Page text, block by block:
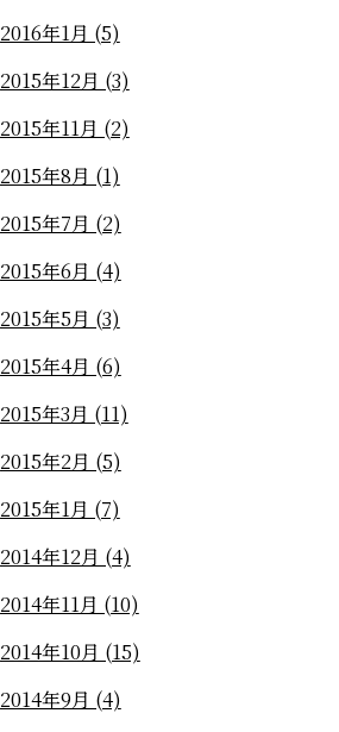
2016年1月 (5)
2015年12月 (3)
2015年11月 (2)
2015年8月 (1)
2015年7月 (2)
2015年6月 (4)
2015年5月 (3)
2015年4月 (6)
2015年3月 (11)
2015年2月 (5)
2015年1月 (7)
2014年12月 (4)
2014年11月 (10)
2014年10月 (15)
2014年9月 (4)